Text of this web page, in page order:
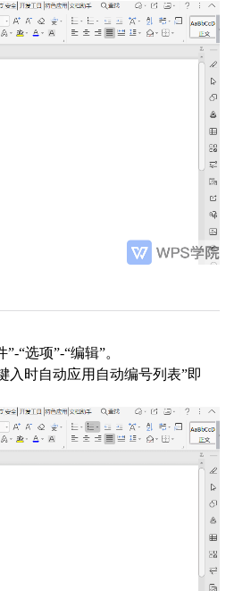
“选项”-“编辑”。
入时自动应用自动编号列表”即